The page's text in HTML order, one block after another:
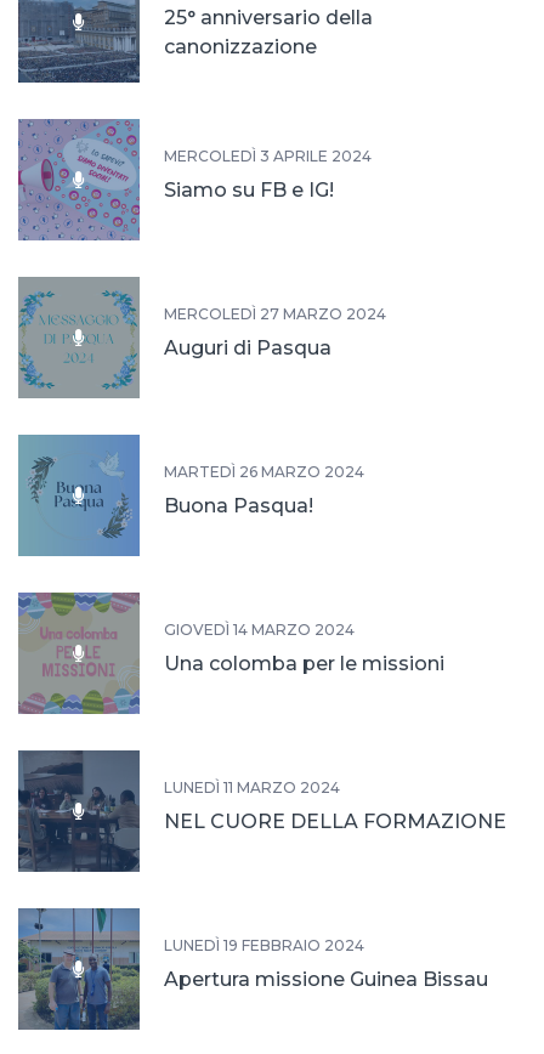
25° anniversario della
canonizzazione
MERCOLEDÌ 3 APRILE 2024
Siamo su FB e IG!
MERCOLEDÌ 27 MARZO 2024
Auguri di Pasqua
MARTEDÌ 26 MARZO 2024
Buona Pasqua!
GIOVEDÌ 14 MARZO 2024
Una colomba per le missioni
LUNEDÌ 11 MARZO 2024
NEL CUORE DELLA FORMAZIONE
LUNEDÌ 19 FEBBRAIO 2024
Apertura missione Guinea Bissau